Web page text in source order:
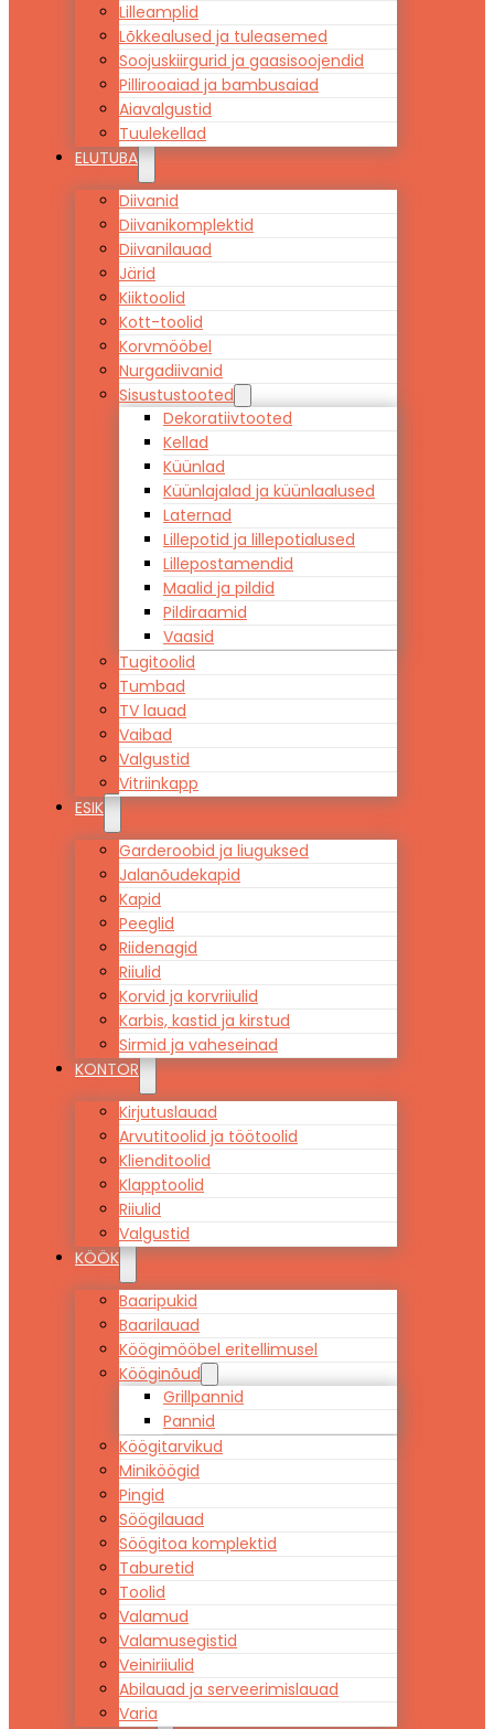
Lilleamplid
Lõkkealused ja tuleasemed
Soojuskiirgurid ja gaasisoojendid
Pillirooaiad ja bambusaiad
Aiavalgustid
Tuulekellad
ELUTUBA
Diivanid
Diivanikomplektid
Diivanilauad
Järid
Kiiktoolid
Kott-toolid
Korvmööbel
Nurgadiivanid
Sisustustooted
Dekoratiivtooted
Kellad
Küünlad
Küünlajalad ja küünlaalused
Laternad
Lillepotid ja lillepotialused
Lillepostamendid
Maalid ja pildid
Pildiraamid
Vaasid
Tugitoolid
Tumbad
TV lauad
Vaibad
Valgustid
Vitriinkapp
ESIK
Garderoobid ja liuguksed
Jalanõudekapid
Kapid
Peeglid
Riidenagid
Riiulid
Korvid ja korvriiulid
Karbis, kastid ja kirstud
Sirmid ja vaheseinad
KONTOR
Kirjutuslauad
Arvutitoolid ja töötoolid
Klienditoolid
Klapptoolid
Riiulid
Valgustid
KÖÖK
Baaripukid
Baarilauad
Köögimööbel eritellimusel
Kööginõud
Grillpannid
Pannid
Köögitarvikud
Miniköögid
Pingid
Söögilauad
Söögitoa komplektid
Taburetid
Toolid
Valamud
Valamusegistid
Veiniriiulid
Abilauad ja serveerimislauad
Varia